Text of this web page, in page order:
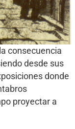
consecuencia
desde sus
donde
proyectar a